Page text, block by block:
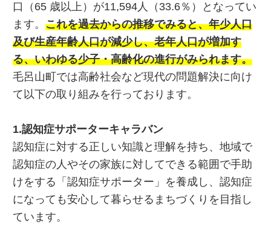
口（65 歳以上）が11,594人（33.6％）となってい
ます。 これを過去からの推移でみると、年少人口
及び生産年齢人口が減少し、老年人口が増加す
る、いわゆる少子・高齢化の進行がみられます。
毛呂山町では高齢社会など現代の問題解決に向け
て以下の取り組みを行っております。
1.認知症サポーターキャラバン
認知症に対する正しい知識と理解を持ち、地域で
認知症の人やその家族に対してできる範囲で手助
けをする「認知症サポーター」を養成し、認知症
になっても安心して暮らせるまちづくりを目指し
ています。